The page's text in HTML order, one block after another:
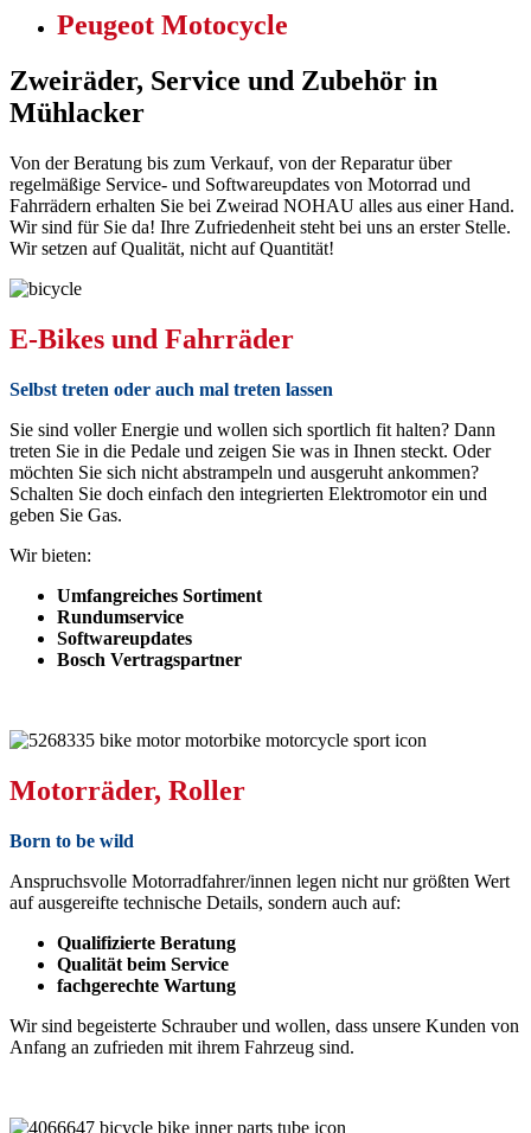
Peugeot Motocycle
Zweiräder, Service und Zubehör in
Mühlacker
Von der Beratung bis zum Verkauf, von der Reparatur über
regelmäßige Service- und Softwareupdates von Motorrad und
Fahrrädern erhalten Sie bei Zweirad NOHAU alles aus einer Hand.
Wir sind für Sie da! Ihre Zufriedenheit steht bei uns an erster Stelle.
Wir setzen auf Qualität, nicht auf Quantität!
E-Bikes und Fahrräder
Selbst treten oder auch mal treten lassen
Sie sind voller Energie und wollen sich sportlich fit halten? Dann
treten Sie in die Pedale und zeigen Sie was in Ihnen steckt. Oder
möchten Sie sich nicht abstrampeln und ausgeruht ankommen?
Schalten Sie doch einfach den integrierten Elektromotor ein und
geben Sie Gas.
Wir bieten:
Umfangreiches Sortiment
Rundumservice
Softwareupdates
Bosch Vertragspartner
Motorräder, Roller
Born to be wild
Anspruchsvolle Motorradfahrer/innen legen nicht nur größten Wert
auf ausgereifte technische Details, sondern auch auf:
Qualifizierte Beratung
Qualität beim Service
fachgerechte Wartung
Wir sind begeisterte Schrauber und wollen, dass unsere Kunden von
Anfang an zufrieden mit ihrem Fahrzeug sind.